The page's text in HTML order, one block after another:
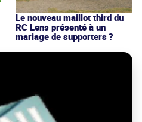
Le nouveau maillot third du
RC Lens présenté à un
mariage de supporters ?